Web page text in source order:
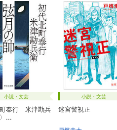
小説・文芸
奉行 米津勘兵
...
小説・文芸
迷宮警視正